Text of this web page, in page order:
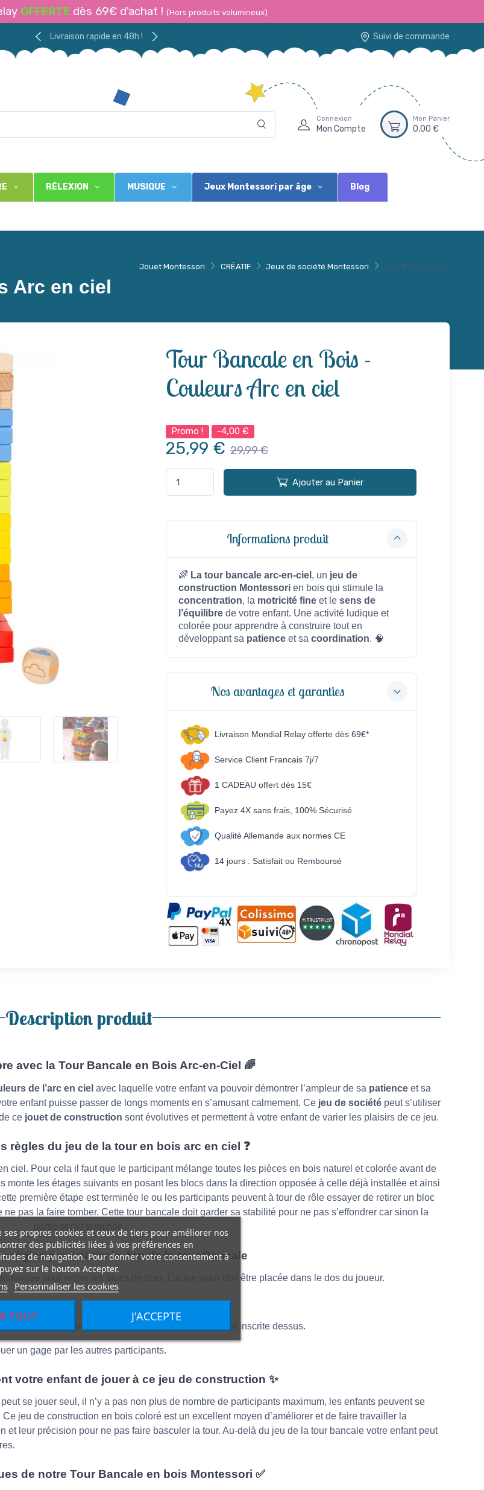
OFFERTE dès 69€ d'achat ! (Hors produits volumineux)
Livraison rapide en 48h ! Suivi de commande
ses propres cookies et ceux de tiers pour améliorer nos
des publicités liées à vos préférences en
de navigation. Pour donner votre consentement à
sur le bouton Accepter.
Personnaliser les cookies
TOUT J'ACCEPTE
Connexion
Mon Compte
Mon Panier
0,00 €
RÉLEXION MUSIQUE Jeux Montessori par âge Blog
Jouet Montessori CRÉATIF Jeux de société Montessori Tour Bancale en...
Arc en ciel
Tour Bancale en Bois -
Couleurs Arc en ciel
Promo ! -4,00 €
25,99 € 29,99 €
Ajouter au Panier
Informations produit
🌈 La tour bancale arc-en-ciel , un jeu de
construction Montessorien bois qui stimule la
concentration, la motricité fineet le sens de
l’équilibrede votre enfant. Une activité ludique et
colorée pour apprendre à construire tout en
développant sa patienceet sa coordination. 🧠
Nos avantages et garanties
Livraison Mondial Relay offerte dès 69€*
Service Client Francais 7j/7
1 CADEAU offert dès 15€
Payez 4X sans frais, 100% Sécurisé
Qualité Allemande aux normes CE
14 jours : Satisfait ou Remboursé
Description produit
avec la Tour Bancale en Bois Arc-en-Ciel 🌈
de l’arc en ciel avec laquelle votre enfant va pouvoir démontrer l’ampleur de sa patience et sa
enfant puisse passer de longs moments en s’amusant calmement. Ce jeu de société peut s’utiliser
cejouet de construction sont évolutives et permettent à votre enfant de varier les plaisirs de ce jeu.
règles du jeu de la tour en bois arc en ciel ❓
ciel. Pour cela il faut que le participant mélange toutes les pièces en bois naturel et colorée avant de
monte les étages suivants en posant les blocs dans la direction opposée à celle déjà installée et ainsi
première étape est terminée le ou les participants peuvent à tour de rôle essayer de retirer un bloc
pas la faire tomber. Cette tour bancale doit garder sa stabilité pour ne pas s’effondrer car sinon la
règles pour varier le Jeu de la tour Bancale
pour retirer les blocs de bois. L’autre main doit être placée dans le dos du joueur.
le et retirer le bloc de bois de la couleur qui est inscrite dessus.
un gage par les autres participants.
votre enfant de jouer à ce jeu de construction ✨
se jouer seul, il n’y a pas non plus de nombre de participants maximum, les enfants peuvent se
jeu de construction en bois coloré est un excellent moyen d’améliorer et de faire travailler la
leur précision pour ne pas faire basculer la tour. Au-delà du jeu de la tour bancale votre enfant peut
de notre Tour Bancale en bois Montessori ✅